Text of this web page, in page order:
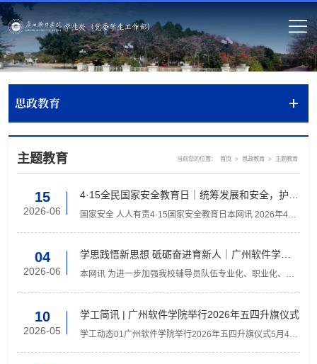
思政教育
主题教育 当前您的位置： 首页 > 思政教育 > 主题教育
15
2026-06
4·15全民国家安全教育日｜统筹发展和安全，护
航"十五五"新征程
国家安全 人人有责4·15国家安全教育日本网讯 2026年4月
这...
04
2026-06
学思践悟新思想 砥砺奋进育新人｜广州软件学院
第三届辅导员思想政治教育主题 “微课” 比赛圆满
本网讯 为进一步加强我校辅导员队伍专业化、职业化、专
质量，...
10
2026-05
学工简讯 | 广州软件学院举行2026年五四升旗仪式
学工动态01广州软件学院举行2026年五四升旗仪式5月4